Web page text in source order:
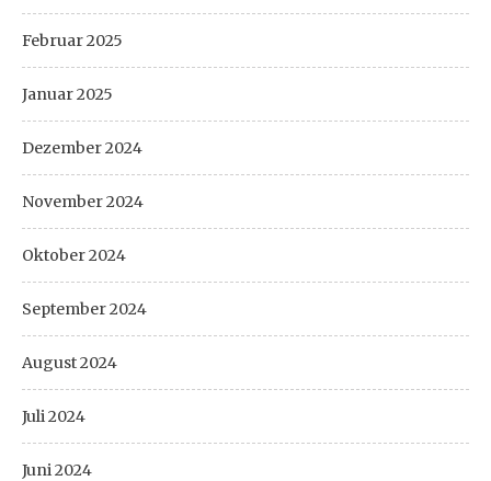
Februar 2025
Januar 2025
Dezember 2024
November 2024
Oktober 2024
September 2024
August 2024
Juli 2024
Juni 2024